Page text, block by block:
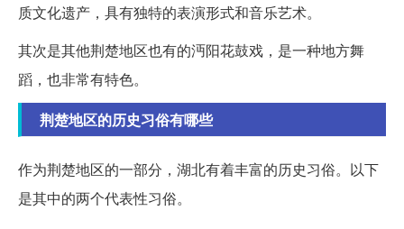
质文化遗产，具有独特的表演形式和音乐艺术。
其次是其他荆楚地区也有的沔阳花鼓戏，是一种地方舞
蹈，也非常有特色。
荆楚地区的历史习俗有哪些
作为荆楚地区的一部分，湖北有着丰富的历史习俗。以下
是其中的两个代表性习俗。